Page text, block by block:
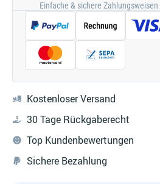
Einfache & sichere Zahlungsweisen
Kostenloser Versand
30 Tage Rückgaberecht
Top Kundenbewertungen
Sichere Bezahlung